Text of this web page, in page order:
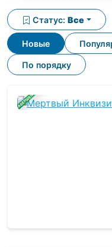
Новые
По порядку
Статус: Все
ЗАВЕРШЕНА